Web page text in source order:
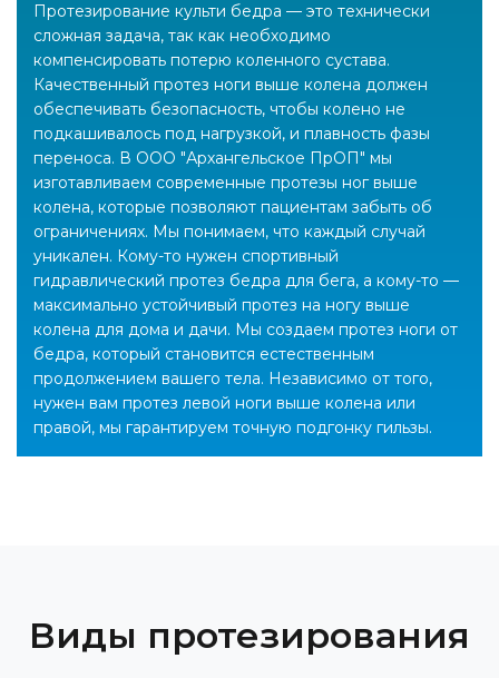
Протезирование культи бедра — это технически
сложная задача, так как необходимо
компенсировать потерю коленного сустава.
Качественный протез ноги выше колена должен
обеспечивать безопасность, чтобы колено не
подкашивалось под нагрузкой, и плавность фазы
переноса. В ООО "Архангельское ПрОП" мы
изготавливаем современные протезы ног выше
колена, которые позволяют пациентам забыть об
ограничениях. Мы понимаем, что каждый случай
уникален. Кому-то нужен спортивный
гидравлический протез бедра для бега, а кому-то —
максимально устойчивый протез на ногу выше
колена для дома и дачи. Мы создаем протез ноги от
бедра, который становится естественным
продолжением вашего тела. Независимо от того,
нужен вам протез левой ноги выше колена или
правой, мы гарантируем точную подгонку гильзы.
Виды протезирования